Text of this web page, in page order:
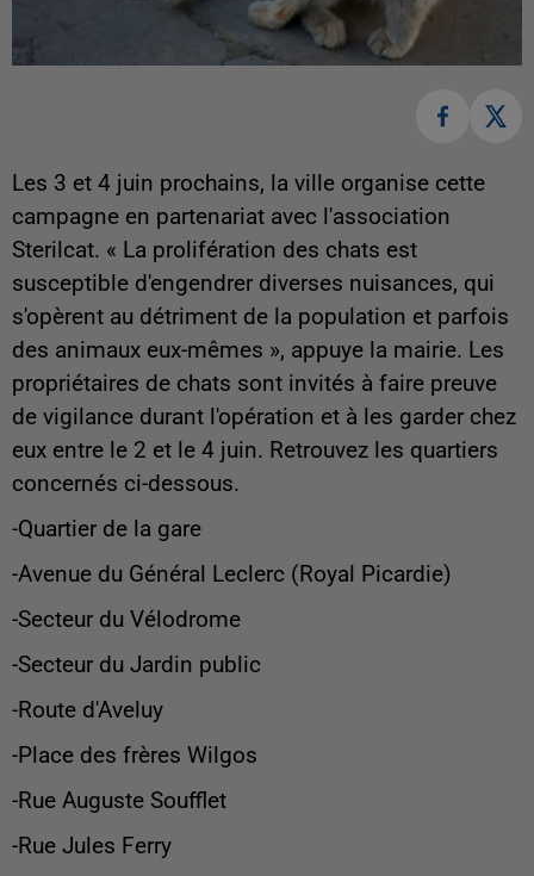
Les 3 et 4 juin prochains, la ville organise cette
campagne en partenariat avec l'association
Sterilcat. « La prolifération des chats est
susceptible d'engendrer diverses nuisances, qui
s'opèrent au détriment de la population et parfois
des animaux eux-mêmes », appuye la mairie. Les
propriétaires de chats sont invités à faire preuve
de vigilance durant l'opération et à les garder chez
eux entre le 2 et le 4 juin. Retrouvez les quartiers
concernés ci-dessous.
-Quartier de la gare
-Avenue du Général Leclerc (Royal Picardie)
-Secteur du Vélodrome
-Secteur du Jardin public
-Route d'Aveluy
-Place des frères Wilgos
-Rue Auguste Soufflet
-Rue Jules Ferry